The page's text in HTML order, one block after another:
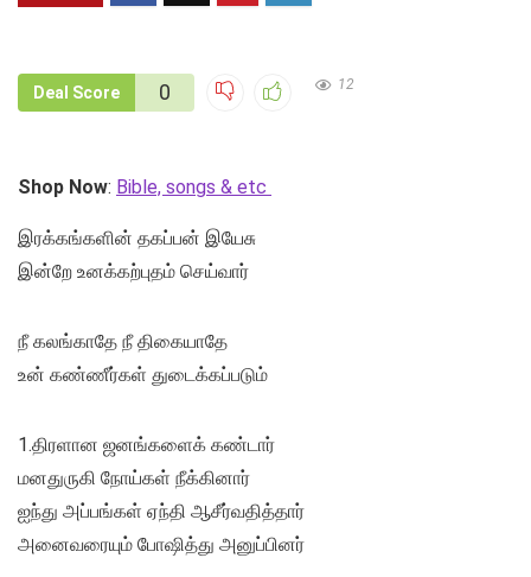
Deal Score 0 12
Shop Now: Bible, songs & etc
இரக்கங்களின் தகப்பன் இயேசு
இன்றே உனக்கற்புதம் செய்வார்
நீ கலங்காதே நீ திகையாதே
உன் கண்ணீர்கள் துடைக்கப்படும்
1.திரளான ஜனங்களைக் கண்டார்
மனதுருகி நோய்கள் நீக்கினார்
ஐந்து அப்பங்கள் ஏந்தி ஆசீர்வதித்தார்
அனைவரையும் போஷித்து அனுப்பினர்